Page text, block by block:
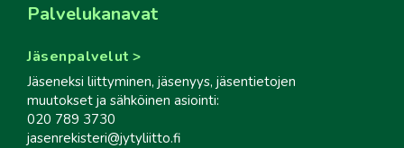
Palvelukanavat
Jäsenpalvelut
Jäseneksi liittyminen, jäsenyys, jäsentietojen
muutokset ja sähköinen asiointi:
020 789 3730
jasenrekisteri@jytyliitto.fi